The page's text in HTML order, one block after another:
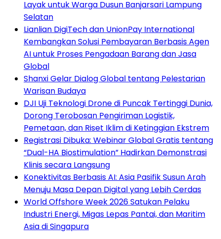
Layak untuk Warga Dusun Banjarsari Lampung
Selatan
Lianlian DigiTech dan UnionPay International
Kembangkan Solusi Pembayaran Berbasis Agen
AI untuk Proses Pengadaan Barang dan Jasa
Global
Shanxi Gelar Dialog Global tentang Pelestarian
Warisan Budaya
DJI Uji Teknologi Drone di Puncak Tertinggi Dunia,
Dorong Terobosan Pengiriman Logistik,
Pemetaan, dan Riset Iklim di Ketinggian Ekstrem
Registrasi Dibuka: Webinar Global Gratis tentang
“Dual-HA Biostimulation” Hadirkan Demonstrasi
Klinis secara Langsung
Konektivitas Berbasis AI: Asia Pasifik Susun Arah
Menuju Masa Depan Digital yang Lebih Cerdas
World Offshore Week 2026 Satukan Pelaku
Industri Energi, Migas Lepas Pantai, dan Maritim
Asia di Singapura